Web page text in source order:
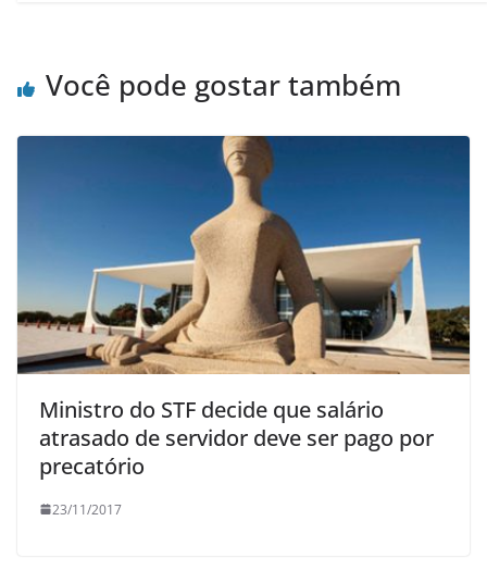
Você pode gostar também
Ministro do STF decide que salário
atrasado de servidor deve ser pago por
precatório
23/11/2017